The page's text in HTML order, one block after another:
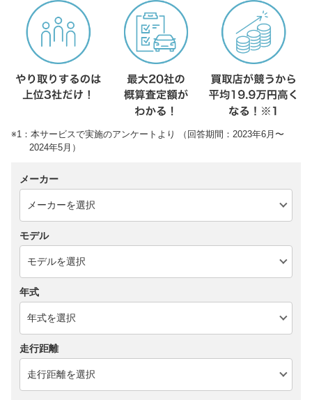
※1：本サービスで実施のアンケートより （回答期間：2023年6月〜
2024年5月）
メーカー
モデル
年式
走行距離